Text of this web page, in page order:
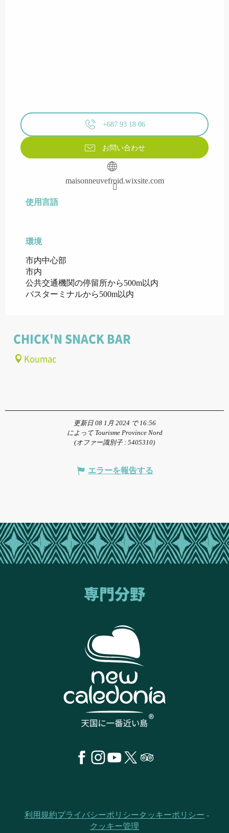
+687 93 18 06
お問い合わせ
maisonneuvefroid.wixsite.com
使用言語
使用言語
環境
環境
市内中心部
市内
公共交通機関の停留所から500m以内
バスターミナルから500m以内
CHICK'N SNACK BAR
Koumac
更新日 08 1月 2024 で 16:56
によって Tourisme Province Nord
(オファー識別子 : 5405310)
エラーを報告する
専門分野
利用規約プライバシーポリシークッキーポリシー
クッキー管理